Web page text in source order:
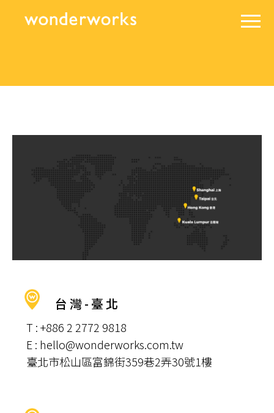
台灣-臺北
T : +886 2 2772 9818
E : hello@wonderworks.com.tw
臺北市松山區富錦街359巷2弄30號1樓